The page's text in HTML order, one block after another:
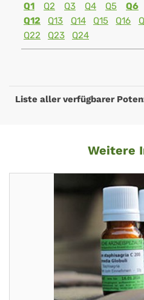
Q1
Q2 Q3 Q4 Q5 Q6
Q12
Q13 Q14 Q15 Q16
Q22
Q23 Q24
Liste aller verfügbarer
Weitere